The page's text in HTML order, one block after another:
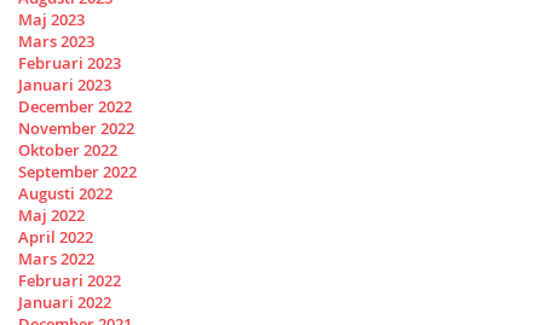
Maj 2023
Mars 2023
Februari 2023
Januari 2023
December 2022
November 2022
Oktober 2022
September 2022
Augusti 2022
Maj 2022
April 2022
Mars 2022
Februari 2022
Januari 2022